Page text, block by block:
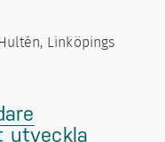
Linköpings
utveckla